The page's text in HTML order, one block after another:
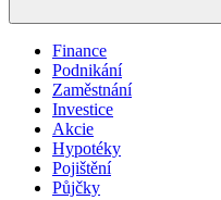
Finance
Podnikání
Zaměstnání
Investice
Akcie
Hypotéky
Pojištění
Půjčky